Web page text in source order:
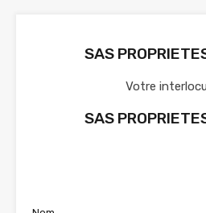
SAS
Votre
SAS